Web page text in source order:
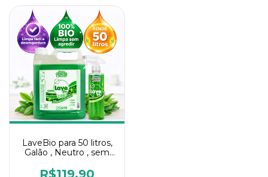
LaveBio para 50 litros,
Galão , Neutro , sem